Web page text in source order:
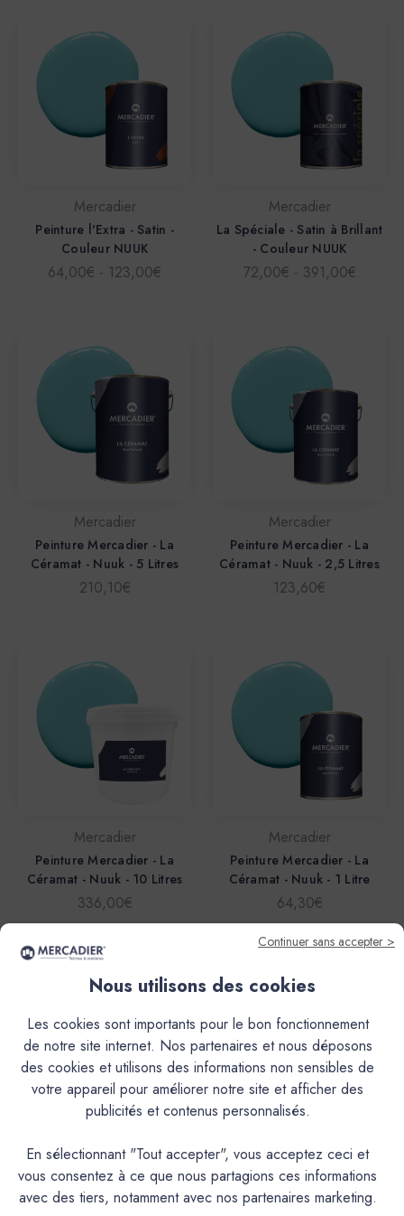
Mercadier
Peinture l'Extra - Satin -
Couleur NUUK
64,00€ - 123,00€
Mercadier
La Spéciale - Satin à Brillant
- Couleur NUUK
72,00€ - 391,00€
Mercadier
Peinture Mercadier - La
Céramat - Nuuk - 5 Litres
210,10€
Mercadier
Peinture Mercadier - La
Céramat - Nuuk - 2,5 Litres
123,60€
Mercadier
Peinture Mercadier - La
Céramat - Nuuk - 10 Litres
336,00€
Mercadier
Peinture Mercadier - La
Céramat - Nuuk - 1 Litre
64,30€
Mercadier
Peinture Mercadier - La
Spéciale - Satin à brillant -
Mercadier
Peinture Mercadier - La
Spéciale - Satin à brillant -
Continuer sans accepter >
Nous utilisons des cookies
Les cookies sont importants pour le bon fonctionnement
de notre site internet. Nos partenaires et nous déposons
des cookies et utilisons des informations non sensibles de
votre appareil pour améliorer notre site et afficher des
publicités et contenus personnalisés.
En sélectionnant "Tout accepter", vous acceptez ceci et
vous consentez à ce que nous partagions ces informations
avec des tiers, notamment avec nos partenaires marketing.